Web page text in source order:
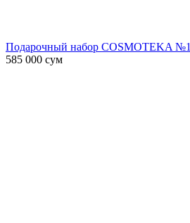
Подарочный набор COSMOTEKA №1
585 000 сум